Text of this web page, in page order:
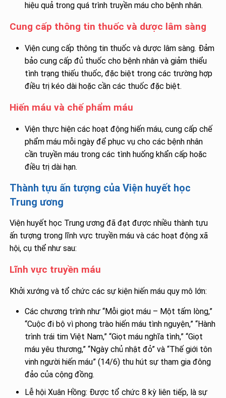
hiệu quả trong quá trình truyền máu cho bệnh nhân.
Cung cấp thông tin thuốc và dược lâm sàng
Viện cung cấp thông tin thuốc và dược lâm sàng. Đảm
bảo cung cấp đủ thuốc cho bệnh nhân và giảm thiểu
tình trạng thiếu thuốc, đặc biệt trong các trường hợp
điều trị kéo dài hoặc cần các thuốc đặc biệt.
Hiến máu và chế phẩm máu
Viện thực hiện các hoạt động hiến máu, cung cấp chế
phẩm máu mỗi ngày để phục vụ cho các bệnh nhân
cần truyền máu trong các tình huống khẩn cấp hoặc
điều trị dài hạn.
Thành tựu ấn tượng của Viện huyết học
Trung ương
Viện huyết học Trung ương đã đạt được nhiều thành tựu
ấn tượng trong lĩnh vực truyền máu và các hoạt động xã
hội, cụ thể như sau:
Lĩnh vực truyền máu
Khởi xướng và tổ chức các sự kiện hiến máu quy mô lớn:
Các chương trình như “Mỗi giọt máu – Một tấm lòng,”
“Cuộc đi bộ vì phong trào hiến máu tình nguyện,” “Hành
trình trái tim Việt Nam,” “Giọt máu nghĩa tình,” “Giọt
máu yêu thương,” “Ngày chủ nhật đỏ” và “Thế giới tôn
vinh người hiến máu” (14/6) thu hút sự tham gia đông
đảo của cộng đồng.
Lễ hội Xuân Hồng: Được tổ chức 8 kỳ liên tiếp, là sự